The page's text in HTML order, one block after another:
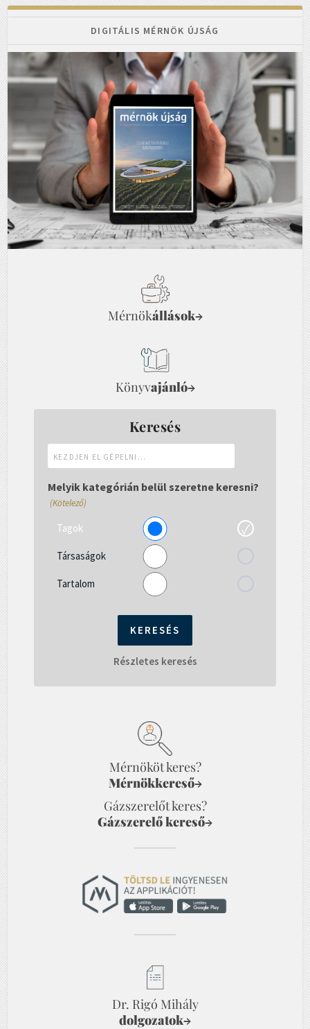
DIGITÁLIS MÉRNÖK ÚJSÁG
Mérnökállások→
Könyvajánló→
Keresés
el
gépelni...
Melyik kategórián belül szeretne keresni?
(Kötelező)
Tagok
Társaságok
Tartalom
Részletes keresés
Mérnököt keres?
Mérnökkereső→
Gázszerelőt keres?
Gázszerelő kereső→
Dr. Rigó Mihály
dolgozatok→